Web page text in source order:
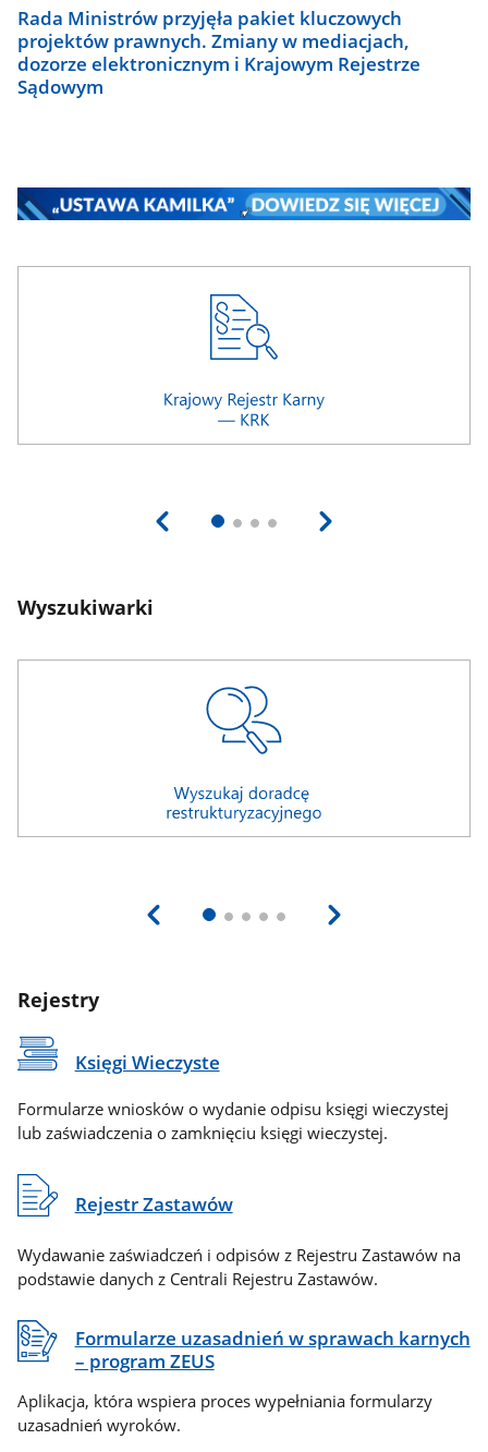
Rada Ministrów przyjęła pakiet kluczowych
projektów prawnych. Zmiany w mediacjach,
dozorze elektronicznym i Krajowym Rejestrze
Sądowym
Wyszukiwarki
Rejestry
Księgi Wieczyste
Formularze wniosków o wydanie odpisu księgi wieczystej
lub zaświadczenia o zamknięciu księgi wieczystej.
Rejestr Zastawów
Wydawanie zaświadczeń i odpisów z Rejestru Zastawów na
podstawie danych z Centrali Rejestru Zastawów.
Formularze uzasadnień w sprawach karnych
– program ZEUS
Aplikacja, która wspiera proces wypełniania formularzy
uzasadnień wyroków.